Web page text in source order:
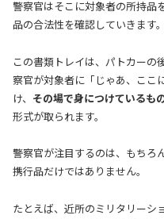
警察官はそこに対象者の所持品
品の合法性を確認していきます。
この書類トレイは、パトカーの
察官が対象者に「じゃあ、ここ
け、 その場で身につけているも
形式が取られます。
警察官が注目するのは、もちろ
携行品だけではありません。
たとえば、近所のミリタリーシ